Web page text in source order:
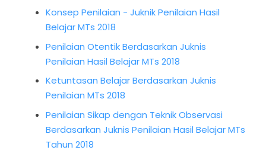
Konsep Penilaian - Juknik Penilaian Hasil
Belajar MTs 2018
Penilaian Otentik Berdasarkan Juknis
Penilaian Hasil Belajar MTs 2018
Ketuntasan Belajar Berdasarkan Juknis
Penilaian MTs 2018
Penilaian Sikap dengan Teknik Observasi
Berdasarkan Juknis Penilaian Hasil Belajar MTs
Tahun 2018